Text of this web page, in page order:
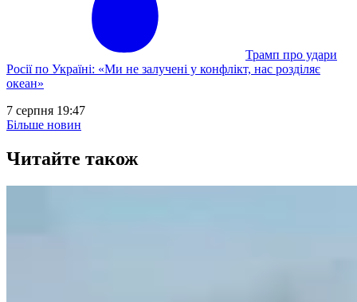
Трамп про удари
Росії по Україні: «Ми не залучені у конфлікт, нас розділяє
океан»
7 серпня 19:47
Більше новин
Читайте також